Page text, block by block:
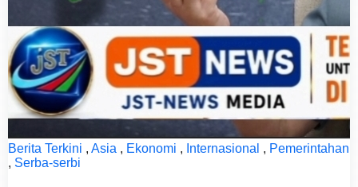
Berita Terkini , Asia , Ekonomi , Internasional , Pemerintahan
, Serba-serbi